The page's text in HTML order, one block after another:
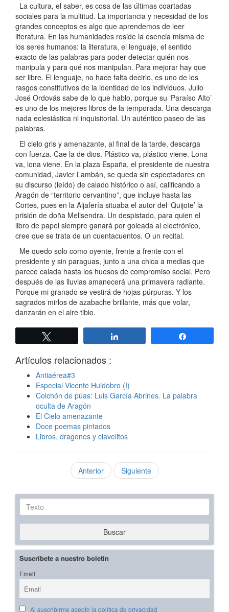
La cultura, el saber, es cosa de las últimas coartadas
sociales para la multitud. La importancia y necesidad de los
grandes conceptos es algo que aprendemos de leer
literatura. En las humanidades reside la esencia misma de
los seres humanos: la literatura, el lenguaje, el sentido
exacto de las palabras para poder detectar quién nos
manipula y para qué nos manipulan. Para mejorar hay que
ser libre. El lenguaje, no hace falta decirlo, es uno de los
rasgos constitutivos de la identidad de los individuos. Julio
José Ordovás sabe de lo que hablo, porque su ‘Paraíso Alto’
es uno de los mejores libros de la temporada. Una descarga
nada eclesiástica ni inquisitorial. Un auténtico paseo de las
palabras.
El cielo gris y amenazante, al final de la tarde, descarga
con fuerza. Cae la de dios. Plástico va, plástico viene. Lona
va, lona viene. En la plaza España, el presidente de nuestra
comunidad, Javier Lambán, se queda sin espectadores en
su discurso (leído) de calado histórico o así, calificando a
Aragón de “territorio cervantino”, que incluye hasta las
Cortes, pues en la Aljafería situaba el autor del ‘Quijote’ la
prisión de doña Melisendra. Un despistado, para quien el
libro de papel siempre ganará por goleada al electrónico,
cree que se trata de un cuentacuentos. O un recital.
Me quedo solo como oyente, frente a frente con el
presidente y sin paraguas, junto a una chica a medias que
parece calada hasta los huesos de compromiso social. Pero
después de las lluvias amanecerá una primavera radiante.
Porque mi granado se vestirá de hojas púrpuras. Y los
sagrados mirlos de azabache brillante, más que volar,
danzarán en el aire tibio.
Artículos relacionados :
Antiaérea#3
Especial Vicente Huidobro (I)
Colchón de púas: Luis García Abrines. La palabra
oculta de Aragón
El Cielo amenazante
Doce poemas pintados
Libros, dragones y clavelitos
Anterior Siguiente
Texto
Buscar
Suscríbete a nuestro boletín
Email
Al suscribirme acepto la política de privacidad